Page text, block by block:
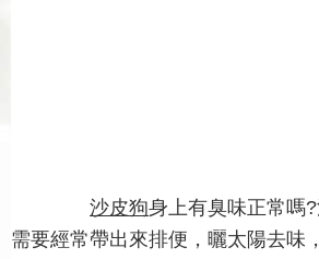
沙皮狗身上有臭味正常嗎
需要經常帶出來排便，曬太陽去味